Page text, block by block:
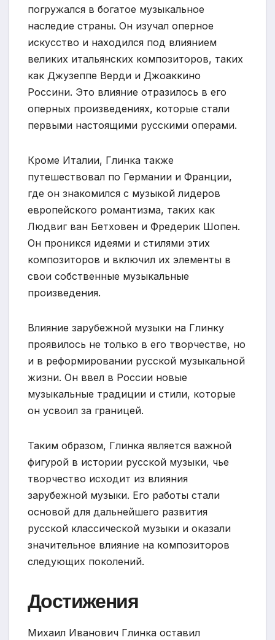
погружался в богатое музыкальное
наследие страны. Он изучал оперное
искусство и находился под влиянием
великих итальянских композиторов, таких
как Джузеппе Верди и Джоаккино
Россини. Это влияние отразилось в его
оперных произведениях, которые стали
первыми настоящими русскими операми.
Кроме Италии, Глинка также
путешествовал по Германии и Франции,
где он знакомился с музыкой лидеров
европейского романтизма, таких как
Людвиг ван Бетховен и Фредерик Шопен.
Он проникся идеями и стилями этих
композиторов и включил их элементы в
свои собственные музыкальные
произведения.
Влияние зарубежной музыки на Глинку
проявилось не только в его творчестве, но
и в реформировании русской музыкальной
жизни. Он ввел в России новые
музыкальные традиции и стили, которые
он усвоил за границей.
Таким образом, Глинка является важной
фигурой в истории русской музыки, чье
творчество исходит из влияния
зарубежной музыки. Его работы стали
основой для дальнейшего развития
русской классической музыки и оказали
значительное влияние на композиторов
следующих поколений.
Достижения
Михаил Иванович Глинка оставил